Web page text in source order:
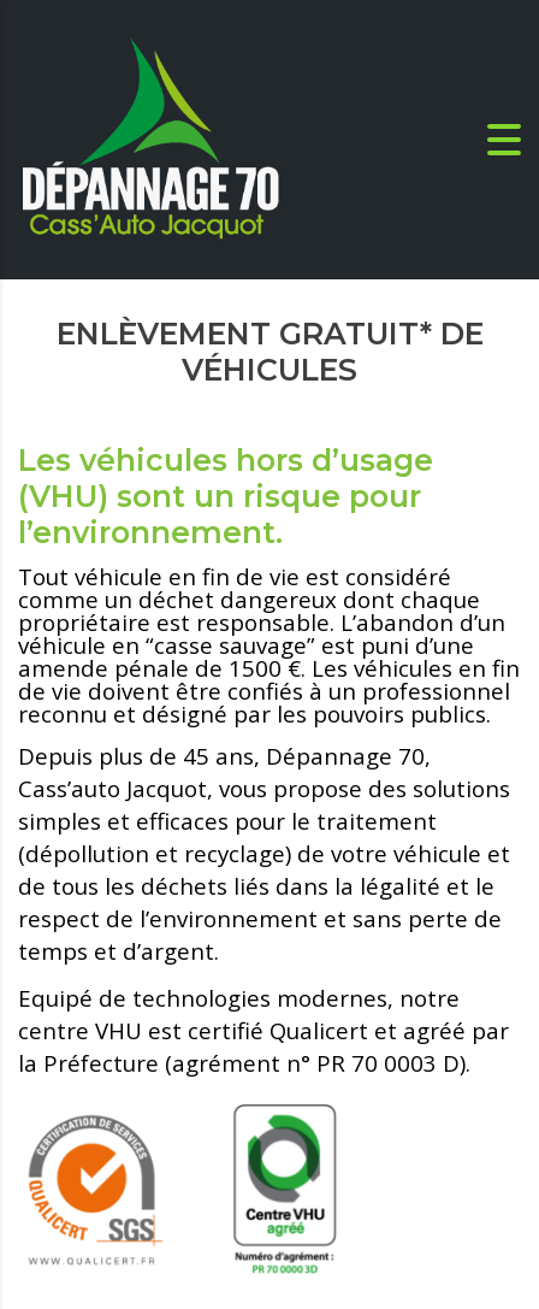
ENLÈVEMENT GRATUIT* DE
VÉHICULES
Les véhicules hors d’usage
(VHU) sont un risque pour
l’environnement.
Tout véhicule en fin de vie est considéré
comme un déchet dangereux dont chaque
propriétaire est responsable. L’abandon d’un
véhicule en “casse sauvage” est puni d’une
amende pénale de 1500 €. Les véhicules en fin
de vie doivent être confiés à un professionnel
reconnu et désigné par les pouvoirs publics.
Depuis plus de 45 ans, Dépannage 70,
Cass’auto Jacquot, vous propose des solutions
simples et efficaces pour le traitement
(dépollution et recyclage) de votre véhicule et
de tous les déchets liés dans la légalité et le
respect de l’environnement et sans perte de
temps et d’argent.
Equipé de technologies modernes, notre
centre VHU est certifié Qualicert et agréé par
la Préfecture (agrément n° PR 70 0003 D).